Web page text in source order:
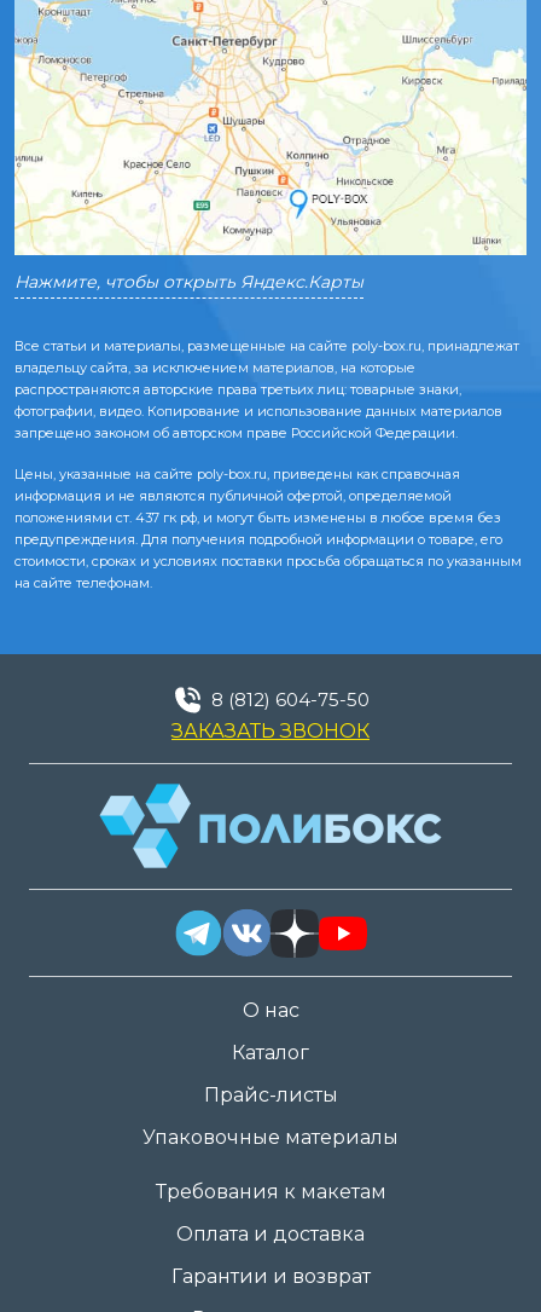
Нажмите, чтобы открыть Яндекс.Карты
Все статьи и материалы, размещенные на сайте poly-box.ru, принадлежат
владельцу сайта, за исключением материалов, на которые
распространяются авторские права третьих лиц: товарные знаки,
фотографии, видео. Копирование и использование данных материалов
запрещено законом об авторском праве Российской Федерации.
Цены, указанные на сайте poly-box.ru, приведены как справочная
информация и не являются публичной офертой, определяемой
положениями ст. 437 гк рф, и могут быть изменены в любое время без
предупреждения. Для получения подробной информации о товаре, его
стоимости, сроках и условиях поставки просьба обращаться по указанным
на сайте телефонам.
О нас
Каталог
Прайс-листы
Упаковочные материалы
Требования к макетам
Оплата и доставка
Гарантии и возврат
8 (812) 604-75-50
ЗАКАЗАТЬ ЗВОНОК